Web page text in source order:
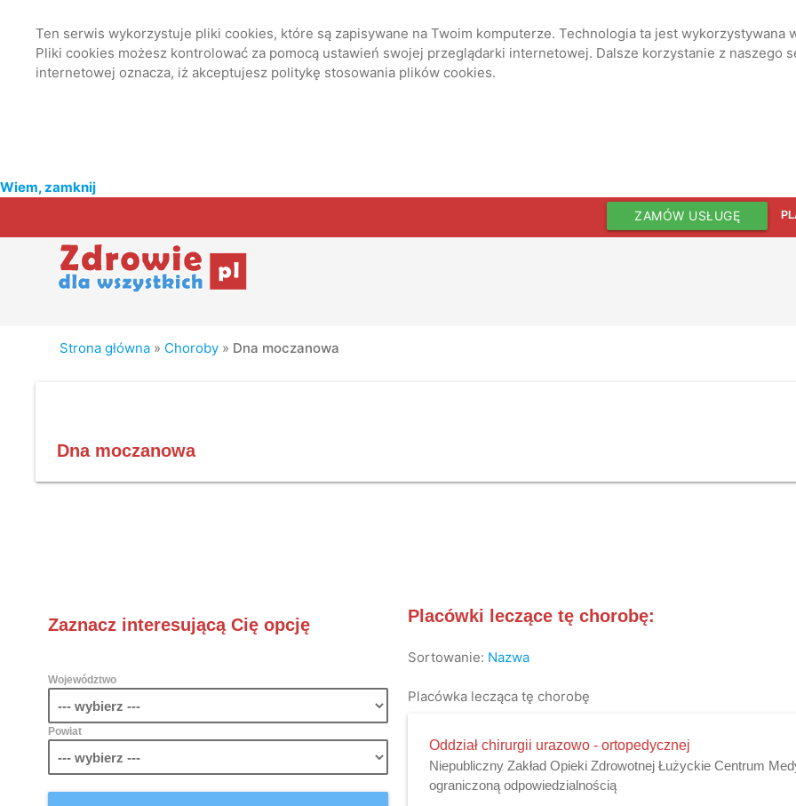
Ten serwis wykorzystuje pliki cookies, które są zapisywane na Twoim komputerze. Technologia ta jest
Pliki cookies możesz kontrolować za pomocą ustawień swojej przeglądarki internetowej. Dalsze korzystanie z
internetowej oznacza, iż akceptujesz politykę stosowania plików cookies.
Wiem, zamknij
ZAMÓW USŁUGĘ
Strona główna » Choroby » Dna moczanowa
Dna moczanowa
Zaznacz interesującą Cię opcję
Województwo
Powiat
Placówki leczące tę chorobę:
Sortowanie: Nazwa
Placówka lecząca tę chorobę
Oddział chirurgii urazowo - ortopedycznej
Niepubliczny Zakład Opieki Zdrowotnej Łużyckie Centrum
ograniczoną odpowiedzialnością